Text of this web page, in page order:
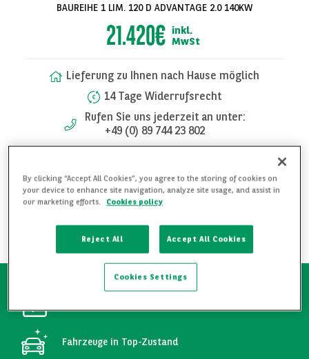
anzeigen
BAUREIHE 1 LIM. 120 D ADVANTAGE 2.0 140KW
21.420€ inkl.
MwSt
Lieferung zu Ihnen nach Hause möglich
14 Tage Widerrufsrecht
Rufen Sie uns jederzeit an unter:
+49 (0) 89 744 23 802
WEITERE DETAILS ANFRAGEN
FAHRZEUG MERKEN
Fahrzeuge in Top-Zustand
By clicking “Accept All Cookies”, you agree to the storing of cookies on
your device to enhance site navigation, analyze site usage, and assist in
our marketing efforts.
Cookies policy
Reject All Accept All Cookies
Cookies Settings